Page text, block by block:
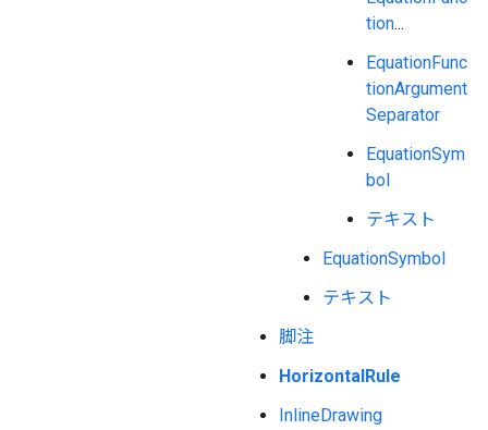
tion...
EquationFunc
tionArgument
Separator
EquationSym
bol
テキスト
EquationSymbol
テキスト
脚注
HorizontalRule
InlineDrawing